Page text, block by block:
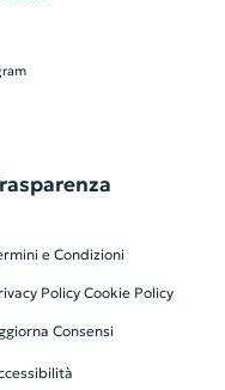
e Condizioni
Policy Cookie Policy
Consensi